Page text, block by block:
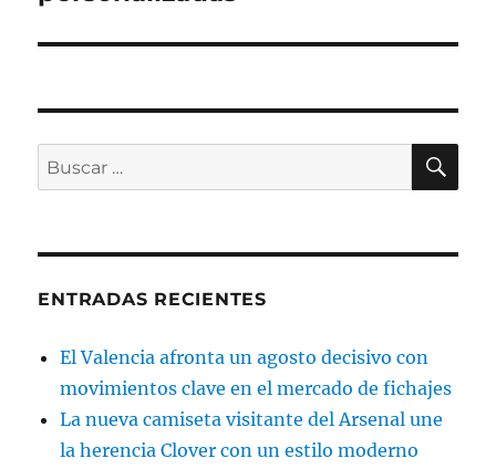
Buscar
por:
ENTRADAS RECIENTES
El Valencia afronta un agosto decisivo con
movimientos clave en el mercado de fichajes
La nueva camiseta visitante del Arsenal une
la herencia Clover con un estilo moderno